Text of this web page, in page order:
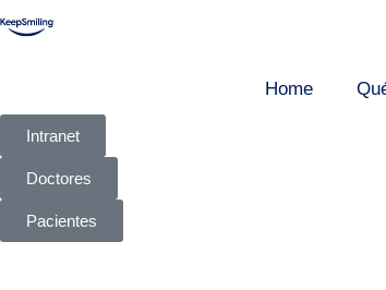
Home
Intranet
Doctores
Pacientes